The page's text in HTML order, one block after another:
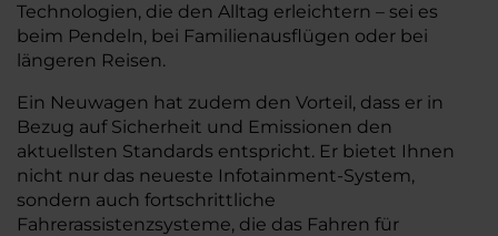
Technologien, die den Alltag erleichtern – sei es
beim Pendeln, bei Familienausflügen oder bei
längeren Reisen.
Ein Neuwagen hat zudem den Vorteil, dass er in
Bezug auf Sicherheit und Emissionen den
aktuellsten Standards entspricht. Er bietet Ihnen
nicht nur das neueste Infotainment-System,
sondern auch fortschrittliche
Fahrerassistenzsysteme, die das Fahren für